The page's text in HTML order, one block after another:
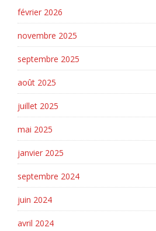
février 2026
novembre 2025
septembre 2025
août 2025
juillet 2025
mai 2025
janvier 2025
septembre 2024
juin 2024
avril 2024